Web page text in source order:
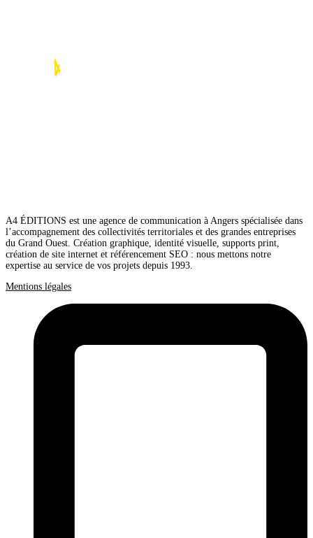
A4 ÉDITIONS est une agence de communication à Angers spécialisée dans
l’accompagnement des collectivités territoriales et des grandes entreprises
du Grand Ouest. Création graphique, identité visuelle, supports print,
création de site internet et référencement SEO : nous mettons notre
expertise au service de vos projets depuis 1993.
Mentions légales